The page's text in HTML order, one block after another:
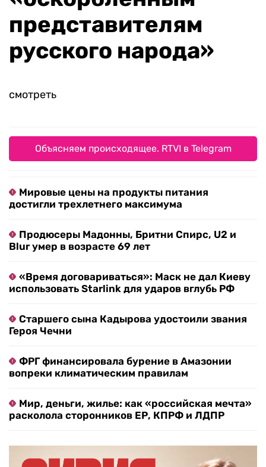
представителям
русского народа»
смотреть
Объясняем происходящее. RTVI в Telegram
Мировые цены на продукты питания
достигли трехлетнего максимума
Продюсеры Мадонны, Бритни Спирс, U2 и
Blur умер в возрасте 69 лет
«Время договариваться»: Маск не дал Киеву
использовать Starlink для ударов вглубь РФ
Старшего сына Кадырова удостоили звания
Героя Чечни
ФРГ финансировала бурение в Амазонии
вопреки климатическим правилам
Мир, деньги, жилье: как «российская мечта»
расколола сторонников ЕР, КПРФ и ЛДПР